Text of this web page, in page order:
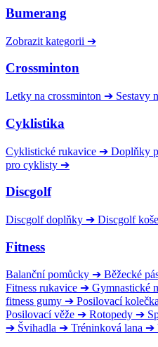
Bumerang
Zobrazit kategorii ➔
Crossminton
Letky na crossminton ➔ Sestavy
Cyklistika
Cyklistické rukavice ➔ Doplňky
pro cyklisty ➔
Discgolf
Discgolf doplňky ➔ Discgolf koše
Fitness
Balanční pomůcky ➔ Běžecké
Fitness rukavice ➔ Gymnastické
fitness gumy ➔ Posilovací
Posilovací věže ➔ Rotopedy ➔
➔ Švihadla ➔ Tréninková lana ➔